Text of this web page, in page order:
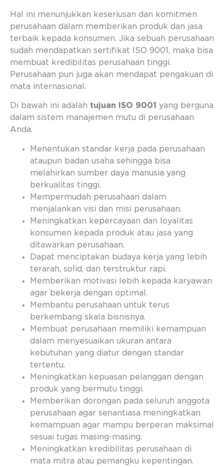
Hal ini menunjukkan keseriusan dan komitmen
perusahaan dalam memberikan produk dan jasa
terbaik kepada konsumen. Jika sebuah perusahaan
sudah mendapatkan sertifikat ISO 9001, maka bisa
membuat kredibilitas perusahaan tinggi.
Perusahaan pun juga akan mendapat pengakuan di
mata internasional.
Di bawah ini adalah tujuan ISO 9001 yang berguna
dalam sistem manajemen mutu di perusahaan
Anda.
Menentukan standar kerja pada perusahaan
ataupun badan usaha sehingga bisa
melahirkan sumber daya manusia yang
berkualitas tinggi.
Mempermudah perusahaan dalam
menjalankan visi dan misi perusahaan.
Meningkatkan kepercayaan dan loyalitas
konsumen kepada produk atau jasa yang
ditawarkan perusahaan.
Dapat menciptakan budaya kerja yang lebih
terarah, solid, dan terstruktur rapi.
Memberikan motivasi lebih kepada karyawan
agar bekerja dengan optimal.
Membantu perusahaan untuk terus
berkembang skala bisnisnya.
Membuat perusahaan memiliki kemampuan
dalam menyesuaikan ukuran antara
kebutuhan yang diatur dengan standar
tertentu.
Meningkatkan kepuasan pelanggan dengan
produk yang bermutu tinggi.
Memberikan dorongan pada seluruh anggota
perusahaan agar senantiasa meningkatkan
kemampuan agar mampu berperan maksimal
sesuai tugas masing-masing.
Meningkatkan kredibilitas perusahaan di
mata mitra atau pemangku kepentingan.